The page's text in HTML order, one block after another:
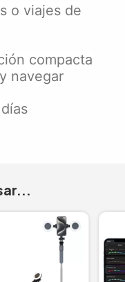
o viajes de
compacta
navegar